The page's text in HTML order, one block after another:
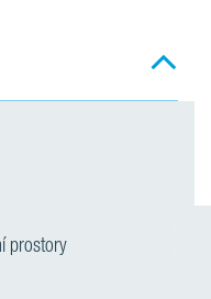
prostory